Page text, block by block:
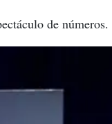
de números.